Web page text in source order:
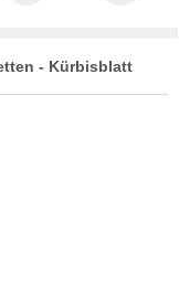
- Kürbisblatt